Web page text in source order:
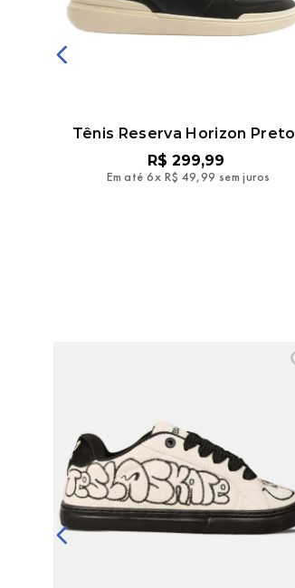
Tênis Reserva Horizon Preto
R$ 299,99
Em até 6x R$ 49,99 sem juros